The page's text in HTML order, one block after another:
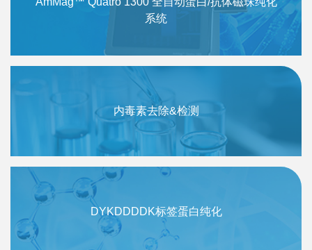
系统
内毒素去除&检测
DYKDDDDK标签蛋白纯化